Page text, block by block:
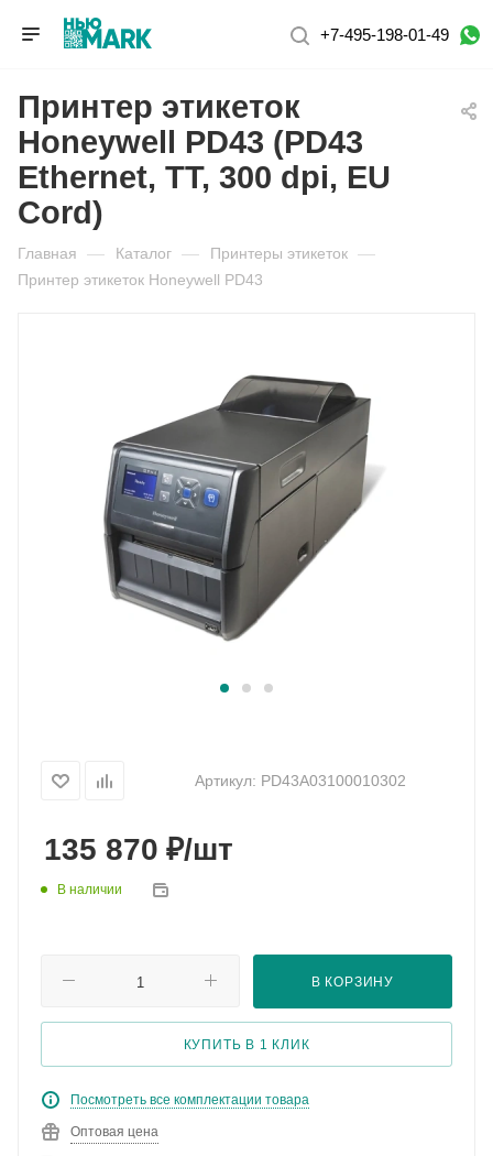
+7-495-198-01-49
Принтер этикеток
Honeywell PD43 (PD43
Ethernet, TT, 300 dpi, EU
Cord)
Главная — Каталог — Принтеры этикеток —
Принтер этикеток Honeywell PD43
Артикул: PD43A03100010302
135 870 ₽/шт
В наличии
В КОРЗИНУ
КУПИТЬ В 1 КЛИК
Посмотреть все комплектации товара
Оптовая цена